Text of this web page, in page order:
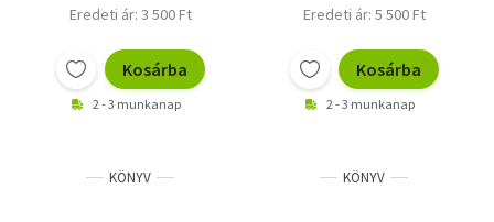
Eredeti ár: 3 500 Ft
Kosárba
2 - 3 munkanap
Eredeti ár: 5 500 Ft
Kosárba
2 - 3 munkanap
KÖNYV KÖNYV